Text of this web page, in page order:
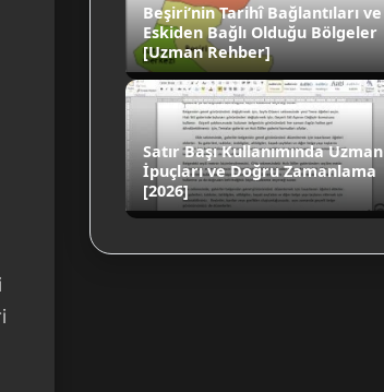
Beşiri’nin Tarihî Bağlantıları ve
Eskiden Bağlı Olduğu Bölgeler
[Uzman Rehber]
Satır Başı Kullanımında Uzman
İpuçları ve Doğru Zamanlama
[2026]